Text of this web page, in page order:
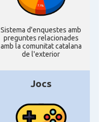
Sistema d'enquestes amb
preguntes relacionades
amb la comunitat catalana
de l'exterior
Jocs